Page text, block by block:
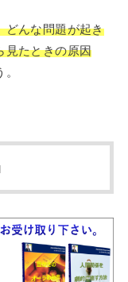
どんな問題が起き
見たときの原因